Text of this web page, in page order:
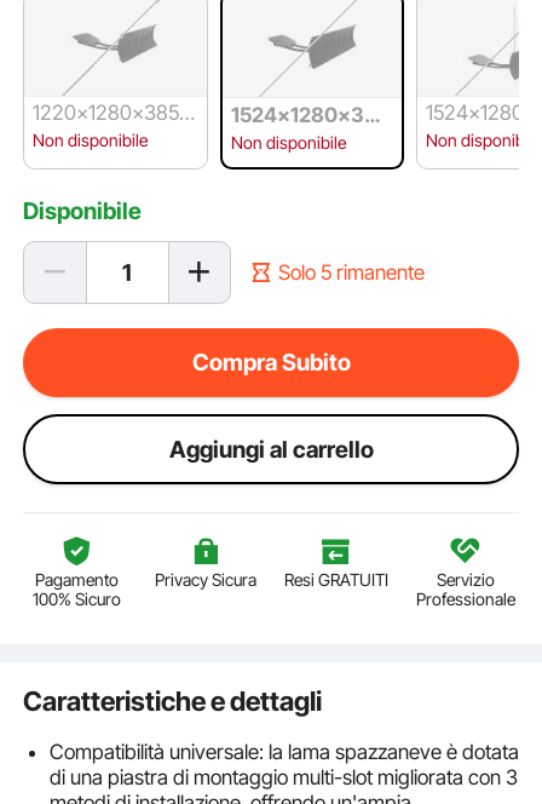
1220x1280x385
mm
Non disponibile
1524x1280x385
mm
Non disponibile
mm(con
Non disponibile
Disponibile
Solo 5 rimanente
Compra Subito
Aggiungi al carrello
Pagamento
100% Sicuro
Privacy Sicura Resi GRATUITI
Servizio
Professionale
Caratteristiche e dettagli
Compatibilità universale: la lama spazzaneve è dotata
di una piastra di montaggio multi-slot migliorata con 3